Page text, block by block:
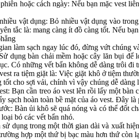
hoặc cách ngày: Nếu bạn mặc vest
vật dụng: Bỏ nhiều vật dụng vào
tắc là: mang càng ít đồ càng tốt. Nếu
làm sạch ngay lúc đó, đừng vứt chúng
dụng bàn chải mềm hoặc cây lăn bụi
Có những vết bẩn không dễ dàng trôi đi
ra tiệm giặt là: Việc giặt khô ở tiệm
cho sợi vải, chính vì vậy chúng dễ dàng
Bạn cần treo áo vest lên rồi lấy một
sạch hoàn toàn bề mặt của áo vest. Đây
Bàn ủi khô sẽ quá nóng và có thể đốt
bỏ các vết bẩn nhỏ.
sử dụng trong một thời gian dài và xuất
hợp một thứ bị bạc màu hơn thứ còn